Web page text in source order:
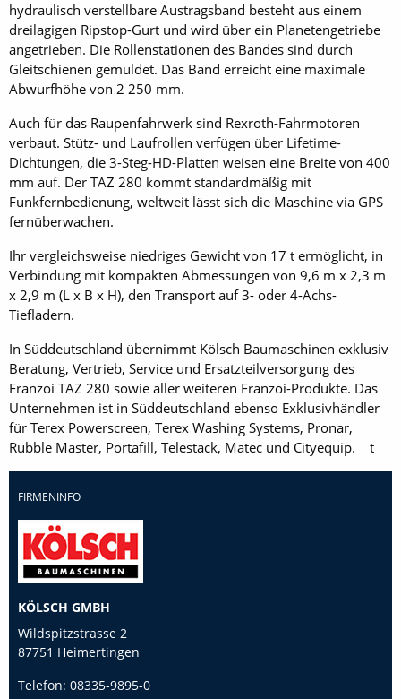
hydraulisch verstellbare Austragsband besteht aus einem
dreilagigen Ripstop-Gurt und wird über ein Planetengetriebe
angetrieben. Die Rollenstationen des Bandes sind durch
Gleitschienen gemuldet. Das Band erreicht eine maximale
Abwurfhöhe von 2 250 mm.
Auch für das Raupenfahrwerk sind Rexroth-Fahrmotoren
verbaut. Stütz- und Laufrollen verfügen über Lifetime-
Dichtungen, die 3-Steg-HD-Platten weisen eine Breite von 400
mm auf. Der TAZ 280 kommt standardmäßig mit
Funkfernbedienung, weltweit lässt sich die Maschine via GPS
fernüberwachen.
Ihr vergleichsweise niedriges Gewicht von 17 t ermöglicht, in
Verbindung mit kompakten Abmessungen von 9,6 m x 2,3 m
x 2,9 m (L x B x H), den Transport auf 3- oder 4-Achs-
Tiefladern.
In Süddeutschland übernimmt Kölsch Baumaschinen exklusiv
Beratung, Vertrieb, Service und Ersatzteilversorgung des
Franzoi TAZ 280 sowie aller weiteren Franzoi-Produkte. Das
Unternehmen ist in Süddeutschland ebenso Exklusivhändler
für Terex Powerscreen, Terex Washing Systems, Pronar,
Rubble Master, Portafill, Telestack, Matec und Cityequip. t
FIRMENINFO
KÖLSCH GMBH
Wildspitzstrasse 2
87751 Heimertingen
Telefon: 08335-9895-0